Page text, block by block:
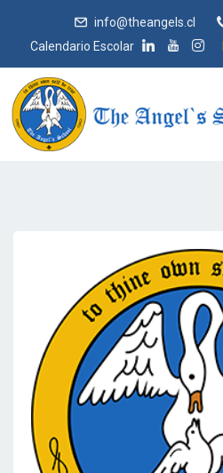
info@theangels.cl
Calendario Escolar